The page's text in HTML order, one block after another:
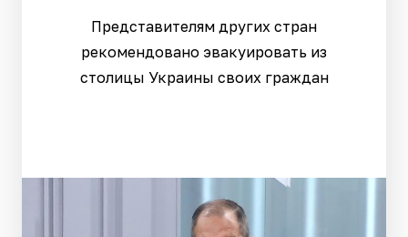
Представителям других стран
рекомендовано эвакуировать из
столицы Украины своих граждан